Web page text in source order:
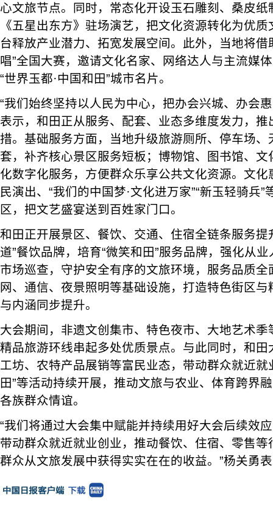
心文旅节点。同时，常态化开设玉石雕刻、桑皮
《五星出东方》驻场演艺，把文化资源转化为优
台释放产业潜力、拓宽发展空间。此外，当地将借
唱”全国大赛，邀请文化名家、网络达人与主流媒
“世界玉都·中国和田”城市名片。
“我们始终坚持以人民为中心，把办会兴城、办会
表示，和田正从服务、配套、业态多维度发力，
措。基础服务方面，当地升级旅游厕所、停车场、
套，补齐核心景区服务短板；博物馆、图书馆、
化数字化服务，方便群众乐享公共文化资源。文
民演出、“我们的中国梦·文化进万家”“新玉轻骑兵
区，把文艺盛宴送到百姓家门口。
和田正开展景区、餐饮、交通、住宿全链条服务提
道”餐饮品牌，培育“微笑和田”服务品牌，强化从
市场巡查，守护安全有序的文旅环境，服务品质
网、通信、夜景照明等基础设施，打造特色街区
与内涵同步提升。
大会期间，非遗文创集市、特色夜市、大地艺术
精品旅游环线串起多处优质景点。与此同时，和
工坊、农特产品展销等富民业态，带动群众就近就
田”等活动持续开展，推动文旅与农业、体育跨界
各族群众情谊。
“我们将通过大会集中赋能并持续用好大会后续效
带动群众就近就业创业，推动餐饮、住宿、零售
群众从文旅发展中获得实实在在的收益。”杨关勇